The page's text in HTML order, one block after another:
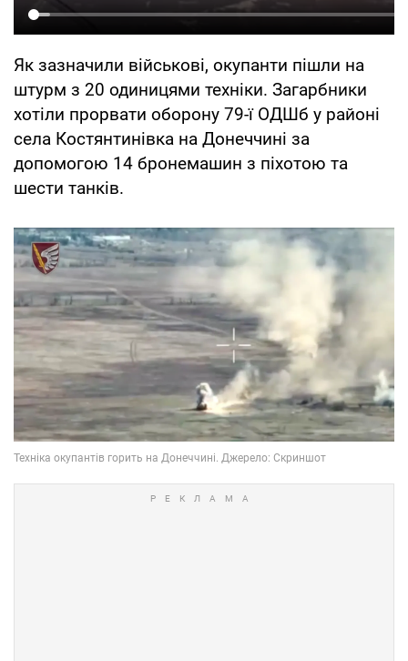
Як зазначили військові, окупанти пішли на
штурм з 20 одиницями техніки. Загарбники
хотіли прорвати оборону 79-ї ОДШб у районі
села Костянтинівка на Донеччині за
допомогою 14 бронемашин з піхотою та
шести танків.